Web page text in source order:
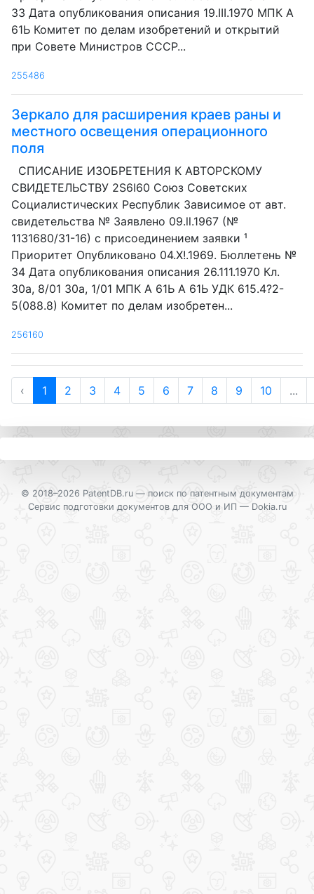
33 Дата опубликования описания 19.III.1970 МПК А
61Ь Комитет по делам изобретений и открытий
при Совете Министров СССР...
255486
Зеркало для расширения краев раны и
местного освещения операционного
поля
СПИСАНИЕ ИЗОБРЕТЕНИЯ К АВТОРСКОМУ
СВИДЕТЕЛЬСТВУ 2S6I60 Союз Советских
Социалистических Республик Зависимое от авт.
свидетельства № Заявлено 09.ll.1967 (№
1131680/31-16) с присоединением заявки ¹
Приоритет Опубликовано 04.Х!.1969. Бюллетень №
34 Дата опубликования описания 26.111.1970 Кл.
30а, 8/01 30а, 1/01 МПК А 61Ь А 61Ь УДК 615.4?2-
5(088.8) Комитет по делам изобретен...
256160
‹ 1 2 3 4 5 6 7 8 9 10 ...
© 2018–2026 PatentDB.ru — поиск по патентным документам
Сервис подготовки документов для ООО и ИП — Dokia.ru